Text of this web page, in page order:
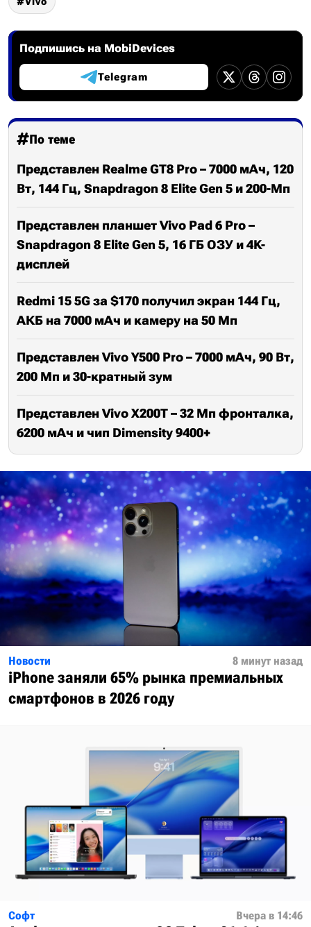
Подпишись на MobiDevices
Telegram
По теме
Представлен Realme GT8 Pro – 7000 мАч, 120
Вт, 144 Гц, Snapdragon 8 Elite Gen 5 и 200-Мп
Представлен планшет Vivo Pad 6 Pro –
Snapdragon 8 Elite Gen 5, 16 ГБ ОЗУ и 4K-
дисплей
Redmi 15 5G за $170 получил экран 144 Гц,
АКБ на 7000 мАч и камеру на 50 Мп
Представлен Vivo Y500 Pro – 7000 мАч, 90 Вт,
200 Мп и 30-кратный зум
Представлен Vivo X200T – 32 Мп фронталка,
6200 мАч и чип Dimensity 9400+
Новости 8 минут назад
iPhone заняли 65% рынка премиальных
смартфонов в 2026 году
Софт Вчера в 14:46